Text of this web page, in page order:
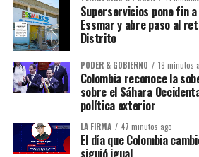
Superservicios pone fin
Essmar y abre paso al
Distrito
PODER & GOBIERNO 19 minutos
Colombia reconoce la
sobre el Sáhara
política exterior
LA FIRMA 47 minutos ago
El día que Colombia
siguió igual